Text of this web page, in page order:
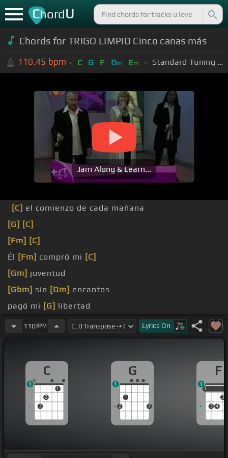
ChordU
Chords for TRIGO LIMPIO Cinco canas más
110.45 bpm C G F Dm Em Standard Tuning (EADGBE)
Jam Along & Learn...
[C] el comienzo de cada mañana
[G] [C]
[Fm] [C]
Él [Fm] compró mi [C]
[Gm] juventud
[Gbm] sin [Dm] encantos
pagó mi [G] libertad
con[G] [C]regalos
110BPM Lyrics On
C
3
2
1
1
G
2
1
3
1
F
1
3 4
2
1
1